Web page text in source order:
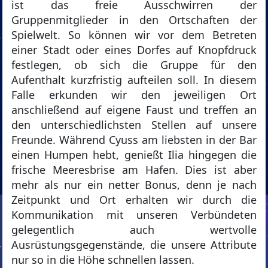
ist das freie Ausschwirren der
Gruppenmitglieder in den Ortschaften der
Spielwelt. So können wir vor dem Betreten
einer Stadt oder eines Dorfes auf Knopfdruck
festlegen, ob sich die Gruppe für den
Aufenthalt kurzfristig aufteilen soll. In diesem
Falle erkunden wir den jeweiligen Ort
anschließend auf eigene Faust und treffen an
den unterschiedlichsten Stellen auf unsere
Freunde. Während Cyuss am liebsten in der Bar
einen Humpen hebt, genießt Ilia hingegen die
frische Meeresbrise am Hafen. Dies ist aber
mehr als nur ein netter Bonus, denn je nach
Zeitpunkt und Ort erhalten wir durch die
Kommunikation mit unseren Verbündeten
gelegentlich auch wertvolle
Ausrüstungsgegenstände, die unsere Attribute
nur so in die Höhe schnellen lassen.